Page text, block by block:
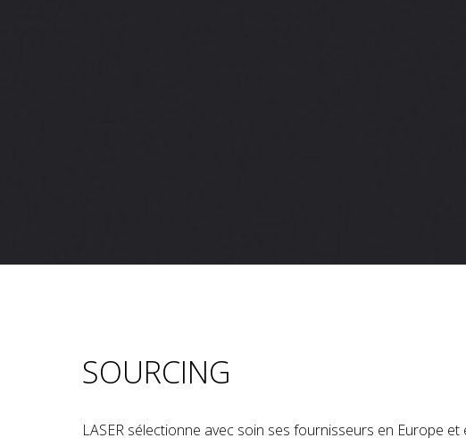
SOURCING
LASER sélectionne avec soin ses fournisseurs en Europe et